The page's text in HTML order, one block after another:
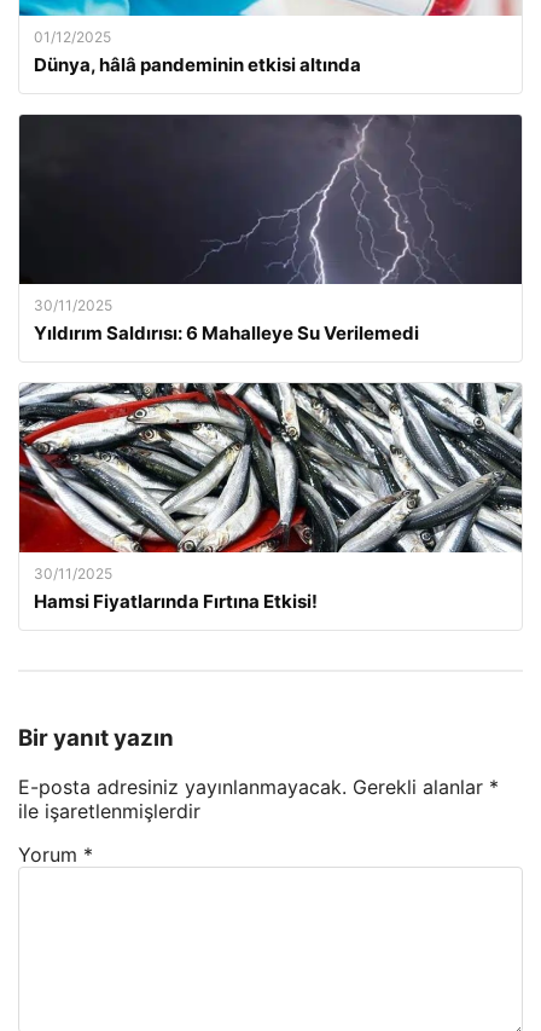
01/12/2025
Dünya, hâlâ pandeminin etkisi altında
30/11/2025
Yıldırım Saldırısı: 6 Mahalleye Su Verilemedi
30/11/2025
Hamsi Fiyatlarında Fırtına Etkisi!
Bir yanıt yazın
E-posta adresiniz yayınlanmayacak. Gerekli alanlar *
ile işaretlenmişlerdir
Yorum *